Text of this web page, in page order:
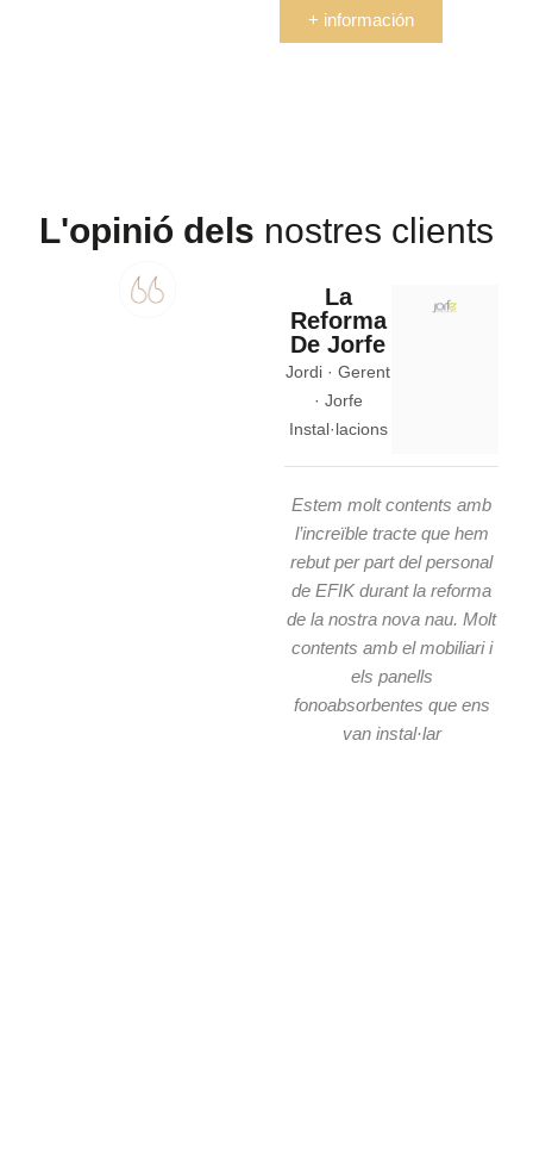
+ información
L'opinió dels nostres clients
La
Reforma
De Jorfe
Jordi · Gerent
· Jorfe
Instal·lacions
Estem molt contents amb
l’increïble tracte que hem
rebut per part del personal
de EFIK durant la reforma
de la nostra nova nau. Molt
contents amb el mobiliari i
els panells
fonoabsorbentes que ens
van instal·lar